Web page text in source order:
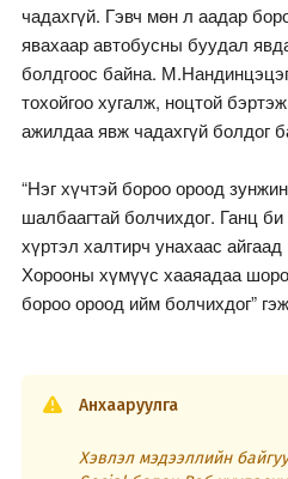
чадахгүй. Гэвч мөн л аадар
явахаар автобусны буудал
болдгоос байна.
тохойгоо хугалж, ноцтой
ажилдаа явж чадахгүй болдог
“Нэг хүчтэй бороо ороод
шалбаагтай болчихдог. Ганц
хүртэл халтирч унахаас
Хорооны хүмүүс хааяадаа
бороо ороод ийм болчихдог”
Анхааруулга
Хэвлэл мэдээллийн